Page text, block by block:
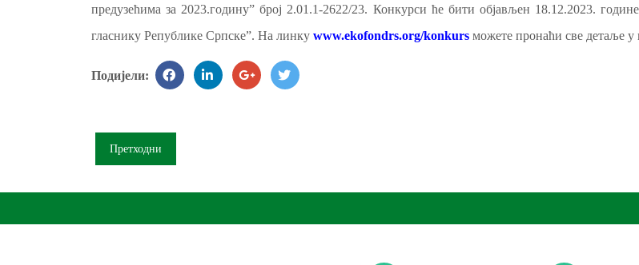
предузећима за 2023.годину” број 2.01.1-2622/23. Конкурси ће бити објављен 18.12.2023.
гласнику Републике Српске”. На линку www.ekofondrs.org/konkurs можете пронаћи све
Подијели:
Претходни